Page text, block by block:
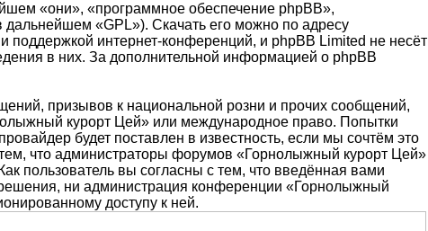
«они», «программное обеспечение phpBB»,
дальнейшем «GPL»). Скачать его можно по адресу
поддержкой интернет-конференций, и phpBB Limited не несёт
в них. За дополнительной информацией о phpBB
призывов к национальной розни и прочих сообщений,
курорт Цей» или международное право. Попытки
будет поставлен в известность, если мы сочтём это
что администраторы форумов «Горнолыжный курорт Цей»
пользователь вы согласны с тем, что введённая вами
ни администрация конференции «Горнолыжный
доступу к ней.